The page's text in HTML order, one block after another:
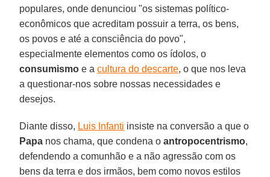
populares, onde denunciou "os sistemas político-
econômicos que acreditam possuir a terra, os bens,
os povos e até a consciência do povo",
especialmente elementos como os ídolos, o
consumismo e acultura do descarte, o que nos leva
a questionar-nos sobre nossas necessidades e
desejos.
Diante disso, Luis Infanti insiste na conversão a que o
Papa nos chama, que condena oantropocentrismo,
defendendo a comunhão e a não agressão com os
bens da terra e dos irmãos, bem como novos estilos